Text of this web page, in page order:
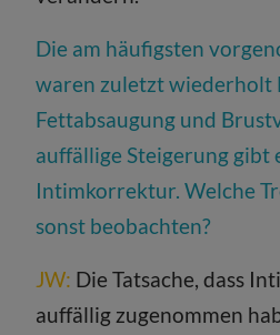
Die am häufigsten
waren zuletzt wiederholt
Fettabsaugung und
auffällige Steigerung gibt
Intimkorrektur. Welche
sonst beobachten?
JW: Die Tatsache, dass
auffällig zugenommen